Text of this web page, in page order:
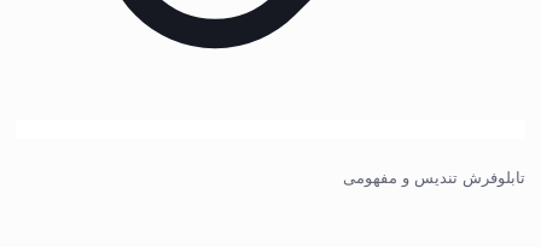
تابلوفرش تندیس و مفهومی